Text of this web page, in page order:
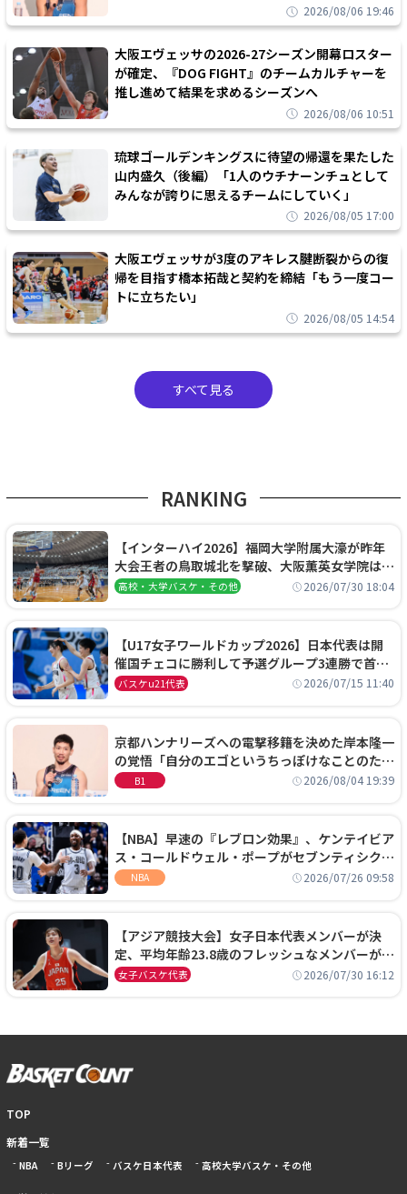
2026/08/06 19:46
大阪エヴェッサの2026-27シーズン開幕ロスター
が確定、『DOG FIGHT』のチームカルチャーを
推し進めて結果を求めるシーズンへ
2026/08/06 10:51
琉球ゴールデンキングスに待望の帰還を果たした
山内盛久（後編）「1人のウチナーンチュとして
みんなが誇りに思えるチームにしていく」
2026/08/05 17:00
大阪エヴェッサが3度のアキレス腱断裂からの復
帰を目指す橋本拓哉と契約を締結「もう一度コー
トに立ちたい」
2026/08/05 14:54
すべて見る
RANKING
【インターハイ2026】福岡大学附属大濠が昨年
大会王者の鳥取城北を撃破、大阪薫英女学院は岐
阜女子に完勝、大会3日目試合結果
高校・大学バスケ・その他 2026/07/30 18:04
【U17女子ワールドカップ2026】日本代表は開
催国チェコに勝利して予選グループ3連勝で首位
通過！準々決勝の相手はエジプトに決定
バスケu21代表 2026/07/15 11:40
京都ハンナリーズへの電撃移籍を決めた岸本隆一
の覚悟「自分のエゴというちっぽけなことのため
に、京都に来たわけではない」
B1 2026/08/04 19:39
【NBA】早速の『レブロン効果』、ケンテイビア
ス・コールドウェル・ポープがセブンティシクサ
ーズに1年契約で加入
NBA 2026/07/26 09:58
【アジア競技大会】女子日本代表メンバーが決
定、平均年齢23.8歳のフレッシュなメンバーが日
本開催の大舞台で頂点を狙う
女子バスケ代表 2026/07/30 16:12
TOP
新着一覧
NBA Bリーグ バスケ日本代表 高校大学バスケ・その他